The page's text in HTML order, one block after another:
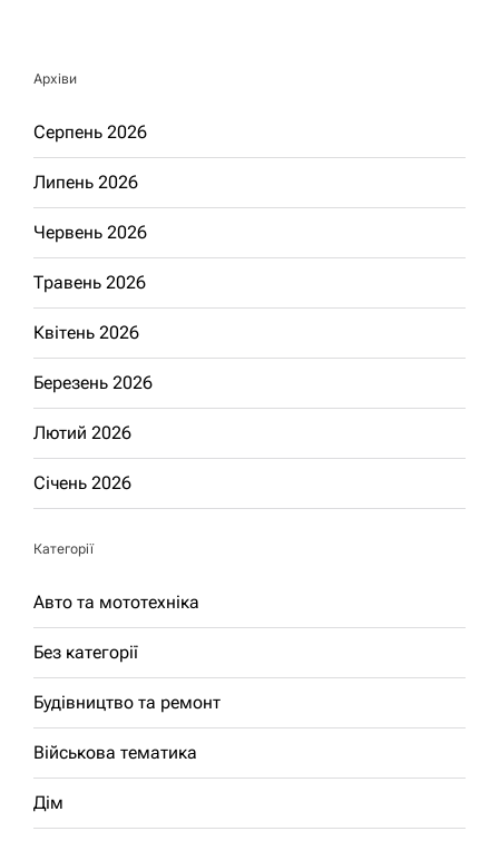
Архіви
Серпень 2026
Липень 2026
Червень 2026
Травень 2026
Квітень 2026
Березень 2026
Лютий 2026
Січень 2026
Категорії
Авто та мототехніка
Без категорії
Будівництво та ремонт
Військова тематика
Дім